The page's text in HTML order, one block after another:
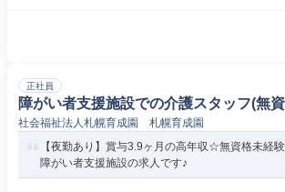
正社員
障がい者支援施設での介護スタッフ(無
社会福祉法人札幌育成園 札幌育成園
【夜勤あり】賞与3.9ヶ月の高年収☆無資格未経
障がい者支援施設の求人です♪